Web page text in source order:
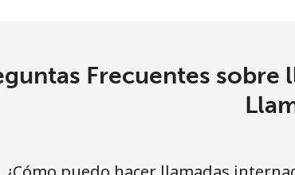
⁦25.5c⁩
Frecuentes sobre